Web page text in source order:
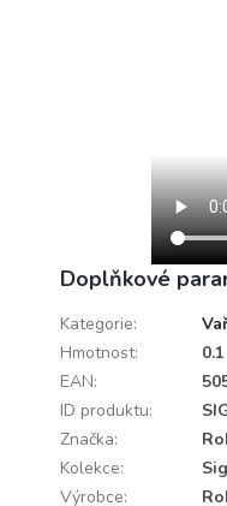
Doplňkové
Kategorie:
Hmotnost:
EAN:
ID produktu:
Značka:
Kolekce:
Výrobce: